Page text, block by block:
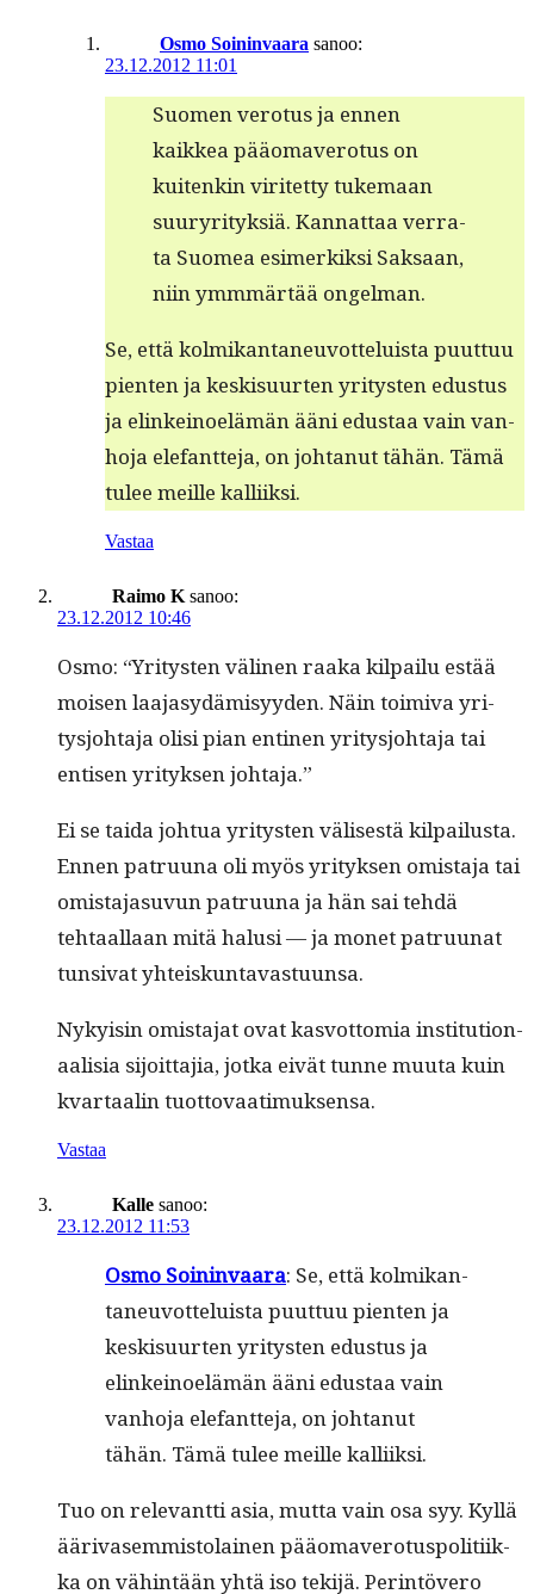
Osmo Soininvaara sanoo:
23.12.2012 11:01
Suomen vero­tus ja ennen
kaikkea pääo­mavero­tus on
kuitenkin viritet­ty tuke­maan
suuryri­tyk­siä. Kan­nat­taa ver­ra­
ta Suomea esimerkik­si Sak­saan,
niin ymm­märtää ongelman.
Se, että kolmikan­ta­neu­vot­teluista puut­tuu
pien­ten ja keskisu­urten yri­tys­ten edus­tus
ja elinkei­noelämän ääni edus­taa vain van­
ho­ja ele­fant­te­ja, on johtanut tähän. Tämä
tulee meille kalliiksi.
Vastaa
Raimo K sanoo:
23.12.2012 10:46
Osmo: “Yri­tys­ten väli­nen raa­ka kil­pailu estää
moi­sen laa­jasy­dämisyy­den. Näin toimi­va yri­
tysjo­hta­ja olisi pian enti­nen yri­tysjo­hta­ja tai
entisen yri­tyk­sen johtaja.”
Ei se tai­da johtua yri­tys­ten välis­es­tä kilpailusta.
Ennen patru­u­na oli myös yri­tyk­sen omis­ta­ja tai
omis­ta­ja­su­vun patru­u­na ja hän sai tehdä
tehtaal­laan mitä halusi — ja mon­et patru­u­nat
tun­si­vat yhteiskuntavastuunsa.
Nyky­isin omis­ta­jat ovat kasvot­to­mia insti­tu­tion­
aal­isia sijoit­ta­jia, jot­ka eivät tunne muu­ta kuin
kvar­taalin tuottovaatimuksensa.
Vastaa
Kalle sanoo:
23.12.2012 11:53
Osmo Soin­in­vaara: Se, että kolmikan­
ta­neu­vot­teluista puut­tuu pien­ten ja
keskisu­urten yri­tys­ten edus­tus ja
elinkei­noelämän ääni edus­taa vain
van­ho­ja ele­fant­te­ja, on johtanut
tähän. Tämä tulee meille kalliiksi.
Tuo on rel­e­vant­ti asia, mut­ta vain osa syy. Kyl­lä
ääri­vasem­mis­to­lainen pääo­mavero­tus­poli­ti­ik­
ka on vähin­tään yhtä iso tek­i­jä. Per­in­tövero